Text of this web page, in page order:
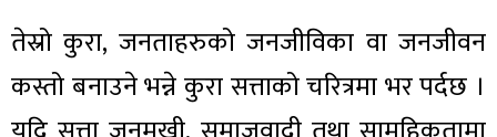
तेस्रो कुरा, जनताहरुको जनजीविका वा जनजीवन
कस्तो बनाउने भन्ने कुरा सत्ताको चरित्रमा भर पर्दछ ।